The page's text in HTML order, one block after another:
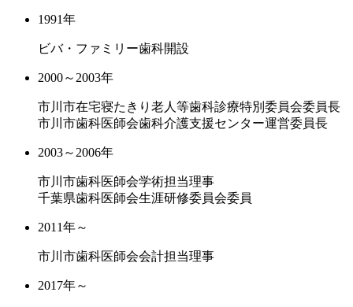
1991年
ビバ・ファミリー歯科開設
2000～2003年
市川市在宅寝たきり老人等歯科診療特別委員会委員長
市川市歯科医師会歯科介護支援センター運営委員長
2003～2006年
市川市歯科医師会学術担当理事
千葉県歯科医師会生涯研修委員会委員
2011年～
市川市歯科医師会会計担当理事
2017年～